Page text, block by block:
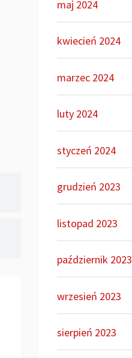
maj 2024
kwiecień 2024
marzec 2024
luty 2024
styczeń 2024
grudzień 2023
listopad 2023
październik 2023
wrzesień 2023
sierpień 2023